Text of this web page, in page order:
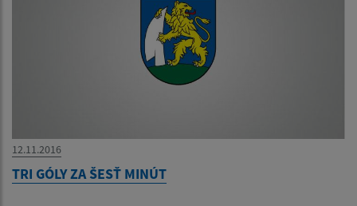
12.11.2016
TRI GÓLY ZA ŠESŤ MINÚT